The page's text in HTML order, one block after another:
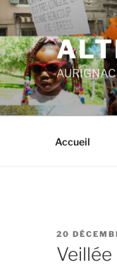
AURIGNAC
Accueil
20